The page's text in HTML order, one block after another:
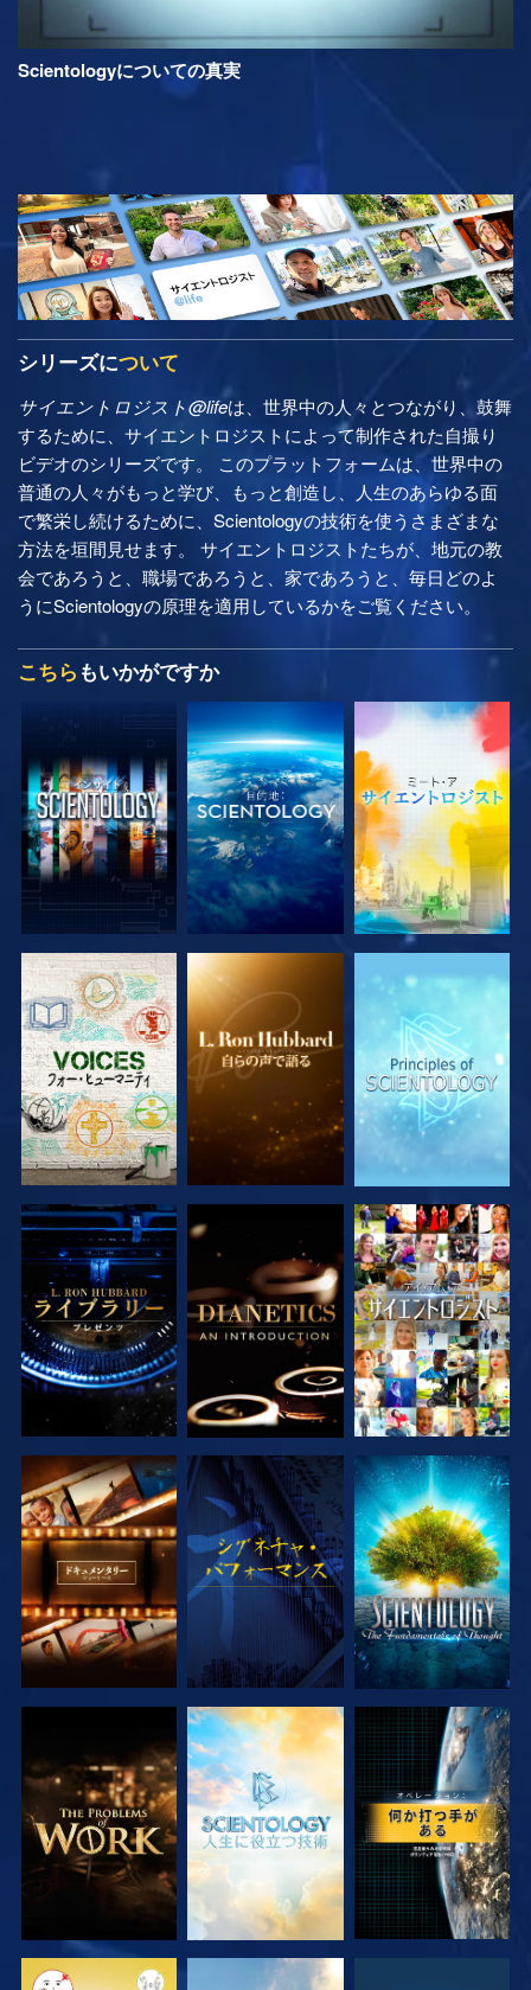
Scientologyについての真実
シリーズについて
サイエントロジスト@lifeは、世界中の人々とつながり、鼓舞
するために、サイエントロジストによって制作された自撮り
ビデオのシリーズです。 このプラットフォームは、世界中の
普通の人々がもっと学び、もっと創造し、人生のあらゆる面
で繁栄し続けるために、Scientologyの技術を使うさまざまな
方法を垣間見せます。 サイエントロジストたちが、地元の教
会であろうと、職場であろうと、家であろうと、毎日どのよ
うにScientologyの原理を適用しているかをご覧ください。
こちら もいかがですか
シリーズを探求 シリーズを探求 シリーズを探求
シリーズを探求 シリーズを探求 観る
シリーズを探求 観る シリーズを探求
シリーズを探求 シリーズを探求 観る